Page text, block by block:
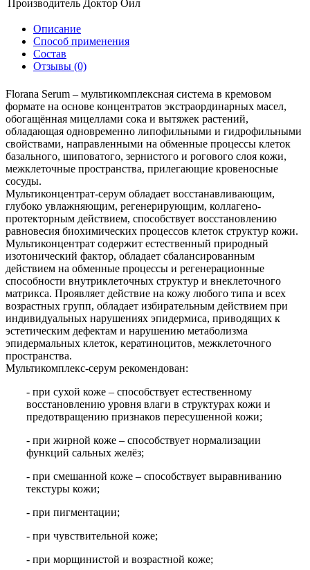
Производитель Доктор Оил
Описание
Способ применения
Состав
Отзывы (0)
Florana Serum – мультикомплексная система в кремовом
формате на основе концентратов экстраординарных масел,
обогащённая мицеллами сока и вытяжек растений,
обладающая одновременно липофильными и гидрофильными
свойствами, направленными на обменные процессы клеток
базального, шиповатого, зернистого и рогового слоя кожи,
межклеточные пространства, прилегающие кровеносные
сосуды.
Мультиконцентрат-серум обладает восстанавливающим,
глубоко увлажняющим, регенерирующим, коллагено-
протекторным действием, способствует восстановлению
равновесия биохимических процессов клеток структур кожи.
Мультиконцентрат содержит естественный природный
изотонический фактор, обладает сбалансированным
действием на обменные процессы и регенерационные
способности внутриклеточных структур и внеклеточного
матрикса. Проявляет действие на кожу любого типа и всех
возрастных групп, обладает избирательным действием при
индивидуальных нарушениях эпидермиса, приводящих к
эстетическим дефектам и нарушению метаболизма
эпидермальных клеток, кератиноцитов, межклеточного
пространства.
Мультикомплекс-серум рекомендован:
- при сухой коже – способствует естественному
восстановлению уровня влаги в структурах кожи и
предотвращению признаков пересушенной кожи;
- при жирной коже – способствует нормализации
функций сальных желёз;
- при смешанной коже – способствует выравниванию
текстуры кожи;
- при пигментации;
- при чувствительной коже;
- при морщинистой и возрастной коже;